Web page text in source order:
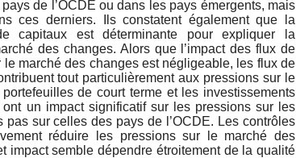
de l’OCDE ou dans les pays émergents, mais
ces derniers. Ils constatent également que la
capitaux est déterminante pour expliquer la
des changes. Alors que l’impact des flux de
marché des changes est négligeable, les flux de
tout particulièrement aux pressions sur le
de court terme et les investissements
un impact significatif sur les pressions sur les
sur celles des pays de l’OCDE. Les contrôles
réduire les pressions sur le marché des
impact semble dépendre étroitement de la qualité